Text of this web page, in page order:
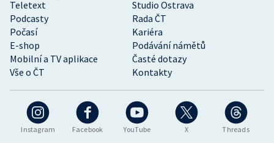
Instagram Facebook YouTube X Threads
Teletext
Studio Ostrava
Podcasty
Rada ČT
Počasí
Kariéra
E-shop
Podávání námětů
Mobilní a TV aplikace
Časté dotazy
Vše o ČT
Kontakty